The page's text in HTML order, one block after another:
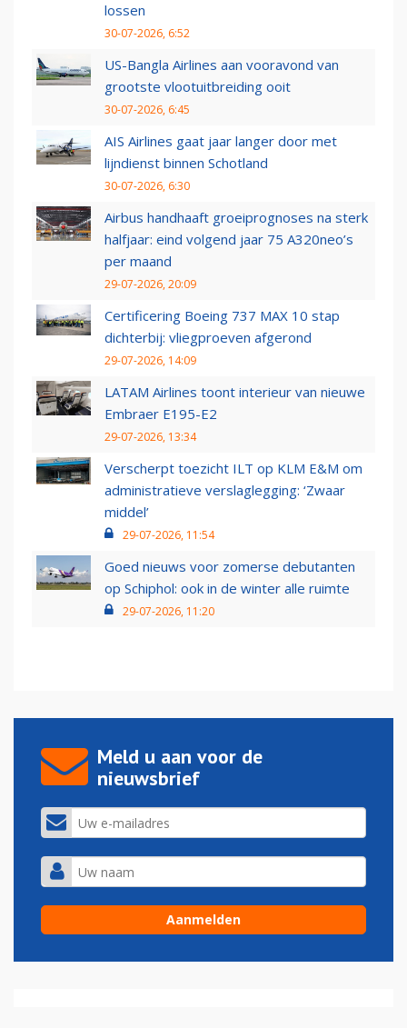
lossen
30-07-2026, 6:52
US-Bangla Airlines aan vooravond van
grootste vlootuitbreiding ooit
30-07-2026, 6:45
AIS Airlines gaat jaar langer door met
lijndienst binnen Schotland
30-07-2026, 6:30
Airbus handhaaft groeiprognoses na sterk
halfjaar: eind volgend jaar 75 A320neo’s
per maand
29-07-2026, 20:09
Certificering Boeing 737 MAX 10 stap
dichterbij: vliegproeven afgerond
29-07-2026, 14:09
LATAM Airlines toont interieur van nieuwe
Embraer E195-E2
29-07-2026, 13:34
Verscherpt toezicht ILT op KLM E&M om
administratieve verslaglegging: ‘Zwaar
middel’
29-07-2026, 11:54
Goed nieuws voor zomerse debutanten
op Schiphol: ook in de winter alle ruimte
29-07-2026, 11:20
Meld u aan voor de
nieuwsbrief